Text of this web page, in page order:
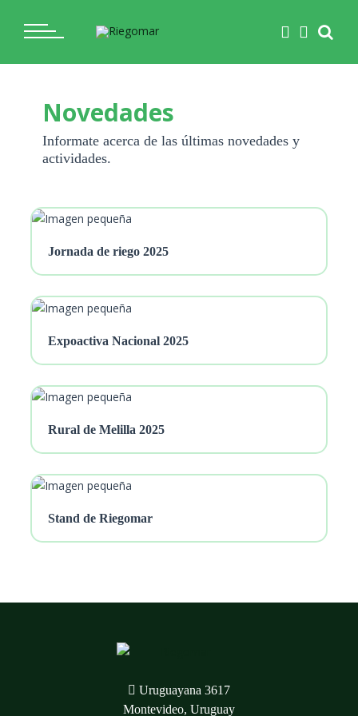
Novedades
Informate acerca de las últimas novedades y
actividades.
Jornada de riego 2025
Expoactiva Nacional 2025
Rural de Melilla 2025
Stand de Riegomar
Uruguayana 3617
Montevideo, Uruguay